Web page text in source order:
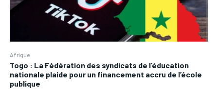
Afrique
Togo : La Fédération des syndicats de l’éducation
nationale plaide pour un financement accru de l’école
publique